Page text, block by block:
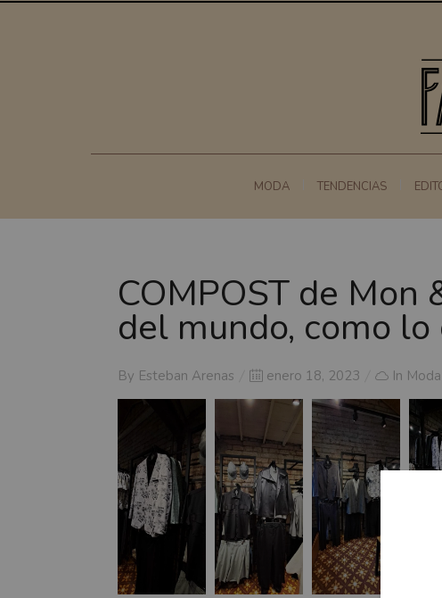
MODA TENDENCIAS
COMPOST de Mon
del mundo, como lo
By Esteban Arenas
Posted
on
enero 18, 2023 In Moda